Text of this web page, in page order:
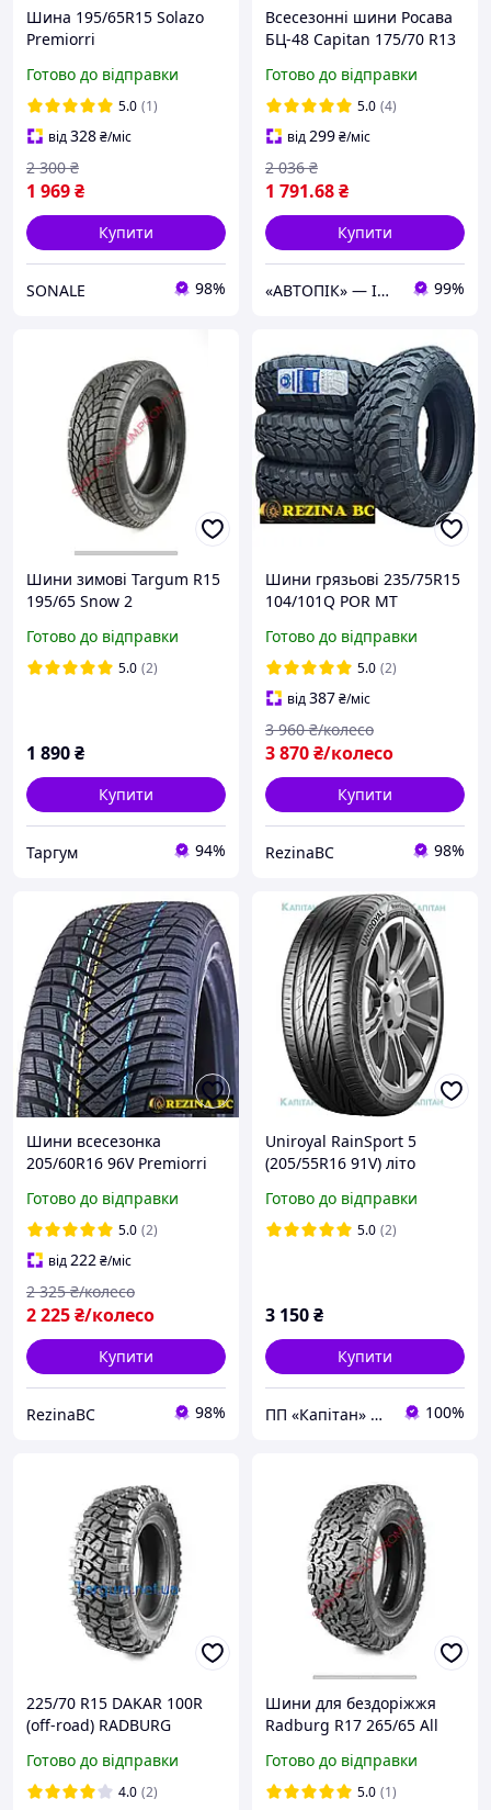
Шина 195/65R15 Solazo
Premiorri
Готово до відправки
5.0 (1)
від328₴/міс
1 969₴
2 300 ₴
Купити
SONALE 98%
Всесезонні шини Росава
БЦ-48 Capitan 175/70 R13
Готово до відправки
5.0 (4)
від299₴/міс
1 791.68₴
2 036 ₴
Купити
«АВТОПІК» — ІНТЕРНЕТ МАГАЗИН АВТОТОВАРІВ 99%
Шини зимові Targum R15
195/65 Snow 2
Готово до відправки
5.0 (2)
1 890₴
Купити
Таргум 94%
Шини грязьові 235/75R15
104/101Q POR MT
всесезонка
Готово до відправки
5.0 (2)
від387₴/міс
3 870₴/колесо
3 960 ₴/колесо
Купити
RezinaBC 98%
Шини всесезонка
205/60R16 96V Premiorri
Готово до відправки
5.0 (2)
від222₴/міс
2 225₴/колесо
2 325 ₴/колесо
Купити
RezinaBC 98%
Uniroyal RainSport 5
(205/55R16 91V) літо
Готово до відправки
5.0 (2)
3 150₴
Купити
ПП «Капітан» | AUTO & ENERGY⭐️⭐️⭐️⭐️⭐️ 100%
225/70 R15 DAKAR 100R
(off-road) RADBURG
Готово до відправки
4.0 (2)
Шини для бездоріжжя
Radburg R17 265/65 All
Готово до відправки
5.0 (1)